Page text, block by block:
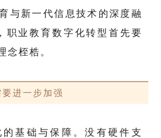
与新一代信息技术的深度融
职业教育数字化转型首先要
念桎梏。
要进一步加强
基础与保障。没有硬件支